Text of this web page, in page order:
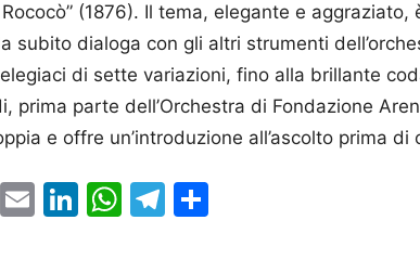
(1876). Il tema, elegante e
subito dialoga con gli altri strumenti
di sette variazioni, fino alla brillante
prima parte dell’Orchestra di Fondazione
e offre un’introduzione all’ascolto prima di
Facebook
EmailLinkedIn
WhatsApp
Telegram